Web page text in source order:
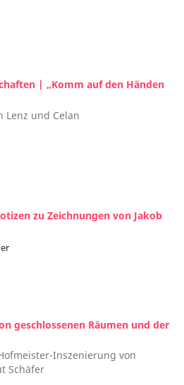
| „Komm auf den Händen
Lenz und Celan
zu Zeichnungen von Jakob
geschlossenen Räumen und der
Inszenierung von
Schäfer